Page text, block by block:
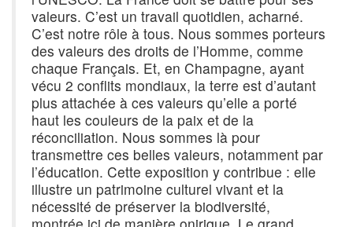
valeurs. C’est un travail quotidien, acharné.
C’est notre rôle à tous. Nous sommes porteurs
des valeurs des droits de l’Homme, comme
chaque Français. Et, en Champagne, ayant
vécu 2 conflits mondiaux, la terre est d’autant
plus attachée à ces valeurs qu’elle a porté
haut les couleurs de la paix et de la
réconciliation. Nous sommes là pour
transmettre ces belles valeurs, notamment par
l’éducation. Cette exposition y contribue : elle
illustre un patrimoine culturel vivant et la
nécessité de préserver la biodiversité,
montrée ici de manière onirique. Le grand